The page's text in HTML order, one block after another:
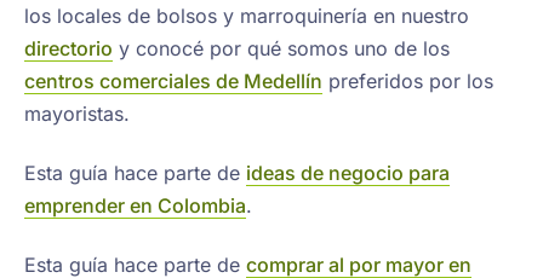
los locales de bolsos y marroquinería en nuestro
directorio y conocé por qué somos uno de los
centros comerciales de Medellín preferidos por los
mayoristas.
Esta guía hace parte de ideas de negocio para
emprender en Colombia.
Esta guía hace parte de comprar al por mayor en